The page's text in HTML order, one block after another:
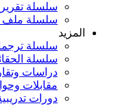
سلسلة
سلسلة ملف
المزيد
سلسلة
سلسلة
دراسات
مقابلات
دورات